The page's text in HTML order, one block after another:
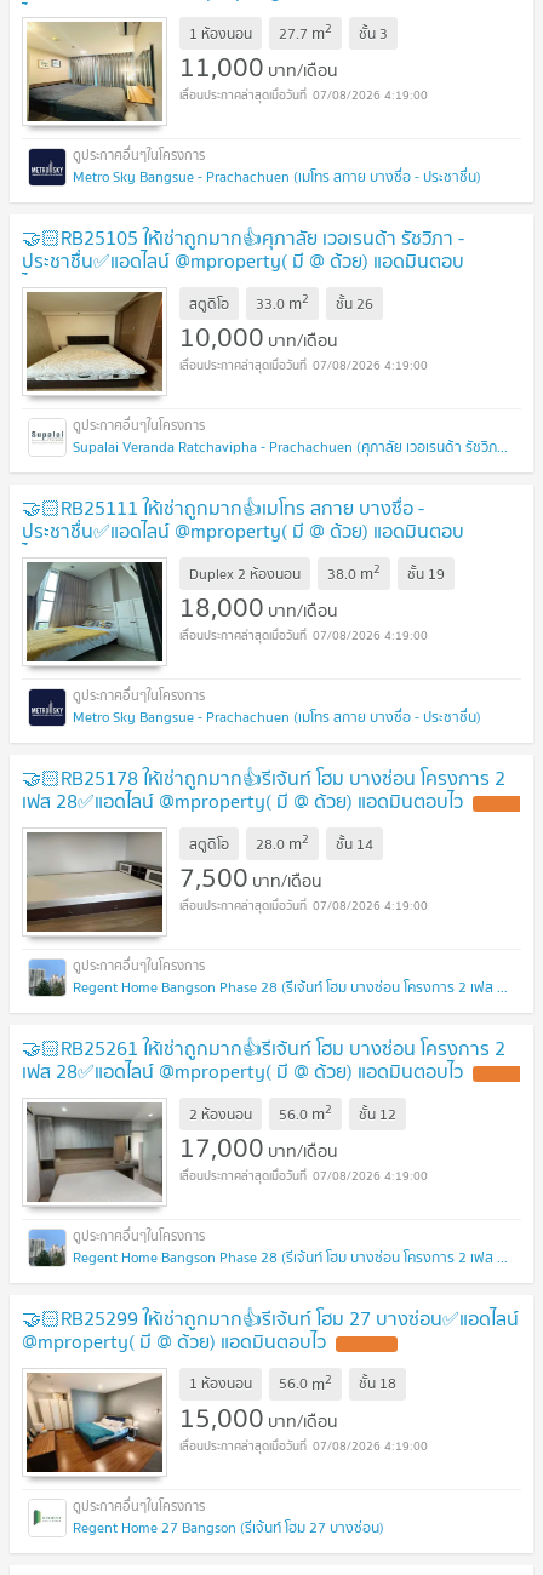
ไว
1 ห้องนอน 27.7 m2 ชั้น 3
11,000 บาท/เดือน
07/08/2026 4:19:00
Metro Sky Bangsue - Prachachuen (เมโทร สกาย บางซื่อ - ประชาชื่น)
🤝🏻RB25105 ให้เช่าถูกมาก👍ศุภาลัย เวอเรนด้า รัชวิภา -
ประชาชื่น✅แอดไลน์ @mproperty( มี @ ด้วย) แอดมินตอบ
ไว
สตูดิโอ 33.0 m2 ชั้น26
10,000 บาท/เดือน
07/08/2026 4:19:00
Supalai Veranda Ratchavipha - Prachachuen (ศุภาลัย เวอเรนด้า รัชวิภา - ประชาชื่น)
🤝🏻RB25111 ให้เช่าถูกมาก👍เมโทร สกาย บางซื่อ -
ประชาชื่น✅แอดไลน์ @mproperty( มี @ ด้วย) แอดมินตอบ
ไว
Duplex 2 ห้องนอน 38.0 m2 ชั้น 19
18,000 บาท/เดือน
07/08/2026 4:19:00
Metro Sky Bangsue - Prachachuen (เมโทร สกาย บางซื่อ - ประชาชื่น)
🤝🏻RB25178 ให้เช่าถูกมาก👍รีเจ้นท์ โฮม บางซ่อน โครงการ 2
เฟส 28✅แอดไลน์ @mproperty( มี @ ด้วย) แอดมินตอบไว
สตูดิโอ 28.0 m2 ชั้น 14
7,500 บาท/เดือน
07/08/2026 4:19:00
Regent Home Bangson Phase 28 (รีเจ้นท์ โฮม บางซ่อน โครงการ 2 เฟส 28)
🤝🏻RB25261 ให้เช่าถูกมาก👍รีเจ้นท์ โฮม บางซ่อน โครงการ 2
เฟส 28✅แอดไลน์ @mproperty( มี @ ด้วย) แอดมินตอบไว
2 ห้องนอน 56.0 m2 ชั้น 12
17,000 บาท/เดือน
07/08/2026 4:19:00
Regent Home Bangson Phase 28 (รีเจ้นท์ โฮม บางซ่อน โครงการ 2 เฟส 28)
🤝🏻RB25299 ให้เช่าถูกมาก👍รีเจ้นท์ โฮม 27 บางซ่อน✅แอดไลน์
@mproperty( มี @ ด้วย) แอดมินตอบไว
1 ห้องนอน 56.0 m2 ชั้น 18
15,000 บาท/เดือน
07/08/2026 4:19:00
Regent Home 27 Bangson (รีเจ้นท์ โฮม 27 บางซ่อน)